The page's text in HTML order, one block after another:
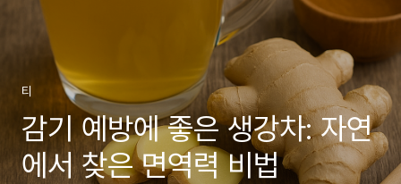
티
감기 예방에 좋은 생강차: 자연
에서 찾은 면역력 비법